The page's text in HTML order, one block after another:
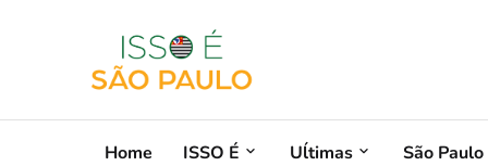
Home ISSO É Uĺtimas São Paulo